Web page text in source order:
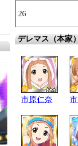
26
デレマス（本家
市原仁奈